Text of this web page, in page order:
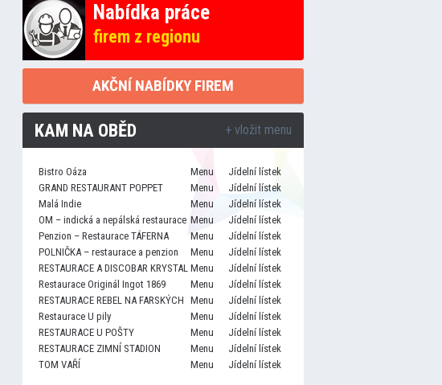
Nabídka práce
firem z regionu
AKČNÍ NABÍDKY FIREM
KAM NA OBĚD + vložit menu
Bistro Oáza Menu
Jídelní lístek
GRAND RESTAURANT POPPET
Menu
Jídelní lístek
Malá Indie
Menu
Jídelní lístek
OM – indická a nepálská restaurace Menu
Jídelní lístek
Penzion – Restaurace TÁFERNA
Menu
Jídelní lístek
POLNIČKA – restaurace a penzion
Menu
Jídelní lístek
RESTAURACE A DISCOBAR KRYSTAL Menu
Jídelní lístek
Restaurace Originál Ingot 1869
Menu
Jídelní lístek
RESTAURACE REBEL NA FARSKÝCH Menu
Jídelní lístek
Restaurace U pily
Menu
Jídelní lístek
RESTAURACE U POŠTY
Menu
Jídelní lístek
RESTAURACE ZIMNÍ STADION
Menu
Jídelní lístek
TOM VAŘÍ
Menu Jídelní lístek